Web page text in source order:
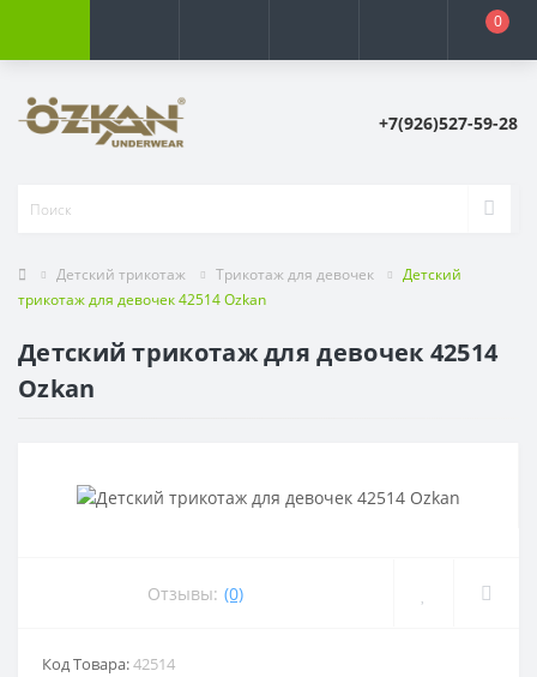
0
+7(926)527-59-28
Детский трикотаж Трикотаж для девочек
Детский
трикотаж для девочек 42514 Ozkan
Детский трикотаж для девочек 42514
Ozkan
Отзывы: (0)
Код Товара:42514